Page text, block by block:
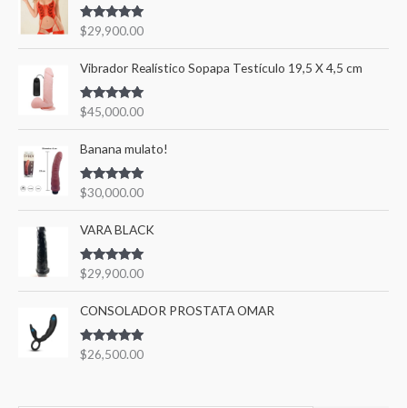
Valorado en
5.00
$29,900.00
Vibrador Realístico Sopapa Testículo 19,5 X 4,5 cm
Valorado en
5.00
$45,000.00
Banana mulato!
Valorado en
5.00
$30,000.00
VARA BLACK
Valorado en
5.00
$29,900.00
CONSOLADOR PROSTATA OMAR
Valorado en
5.00
$26,500.00